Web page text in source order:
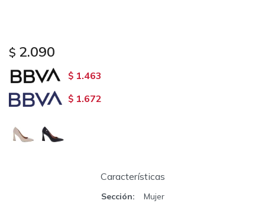
$ 2.090
$ 1.463
$ 1.672
Características
Sección Mujer